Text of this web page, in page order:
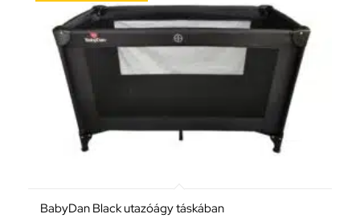
BabyDan Black utazóágy táskában